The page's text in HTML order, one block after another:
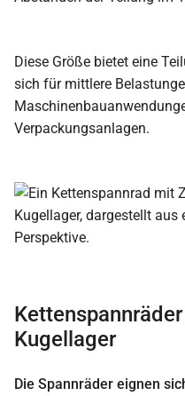
Diese Größe bietet eine
sich für mittlere
Verpackungsanlagen.
Kugellager
Die Spannräder eignen